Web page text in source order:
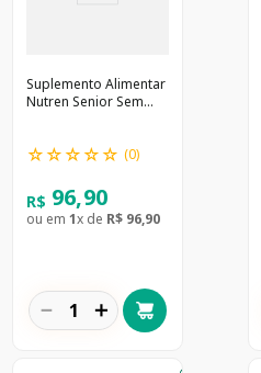
Suplemento Alimentar
Nutren Senior Sem
☆☆☆☆☆ (0)
R$ 96,90
ou em 1x de R$ 96,90
＋
－